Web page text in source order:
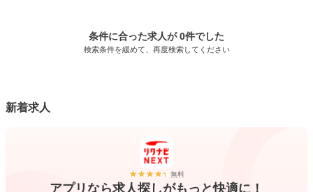
条件に合った求人が 0件でした
検索条件を緩めて、再度検索してください
新着求人
無料
アプリなら求人探しがもっと快適に！